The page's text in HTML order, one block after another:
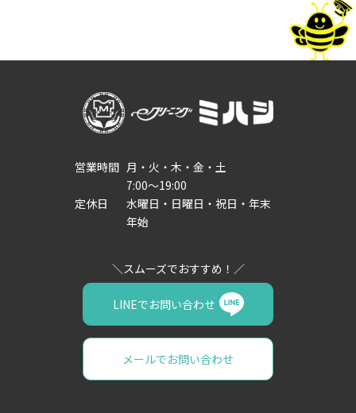
営業時間 月・火・木・金・土
7:00～19:00
定休日
水曜日・日曜日・祝日・年末
年始
メールでお問い合わせ
LINEでお問い合わせ